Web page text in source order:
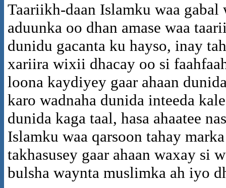
Taariikh-daan Islamku waa
aduunka oo dhan amase waa
dunidu gacanta ku hayso, inay
xariira wixii dhacay oo si
loona kaydiyey gaar ahaan
karo wadnaha dunida inteeda
dunida kaga taal, hasa ahaatee
Islamku waa qarsoon tahay
takhasusey gaar ahaan waxay si
bulsha waynta muslimka ah iyo